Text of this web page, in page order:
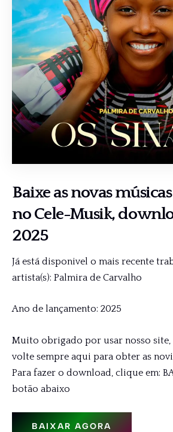
Baixe as novas
noCele-Musik,
2025
Já está disponivel o mais recente
artista(s): Palmira de Carvalho
Ano de lançamento: 2025
Muito obrigado por usar nosso site,
volte sempre aqui para obter as
Para fazer o download, clique em:
botão abaixo
BAIXAR AGORA